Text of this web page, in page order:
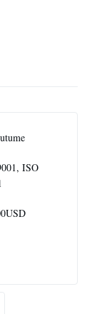
ISO